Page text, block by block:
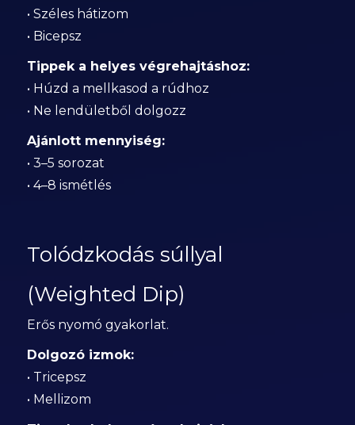
• Széles hátizom
• Bicepsz
Tippek a helyes végrehajtáshoz:
• Húzd a mellkasod a rúdhoz
• Ne lendületből dolgozz
Ajánlott mennyiség:
• 3–5 sorozat
• 4–8 ismétlés
Tolódzkodás súllyal
(Weighted Dip)
Erős nyomó gyakorlat.
Dolgozó izmok:
• Tricepsz
• Mellizom